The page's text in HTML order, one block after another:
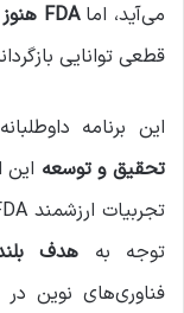
می‌آید، اماFDA هنوز تایید نکرده است
قطعی توانایی
این برنامه
تحقیق و توسعه
توجه به هدف
فناوری‌های نوین در